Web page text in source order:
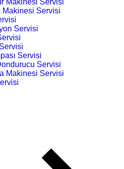
Makinesi Servisi
Servisi
Servisi
Servisi
Makinesi Servisi